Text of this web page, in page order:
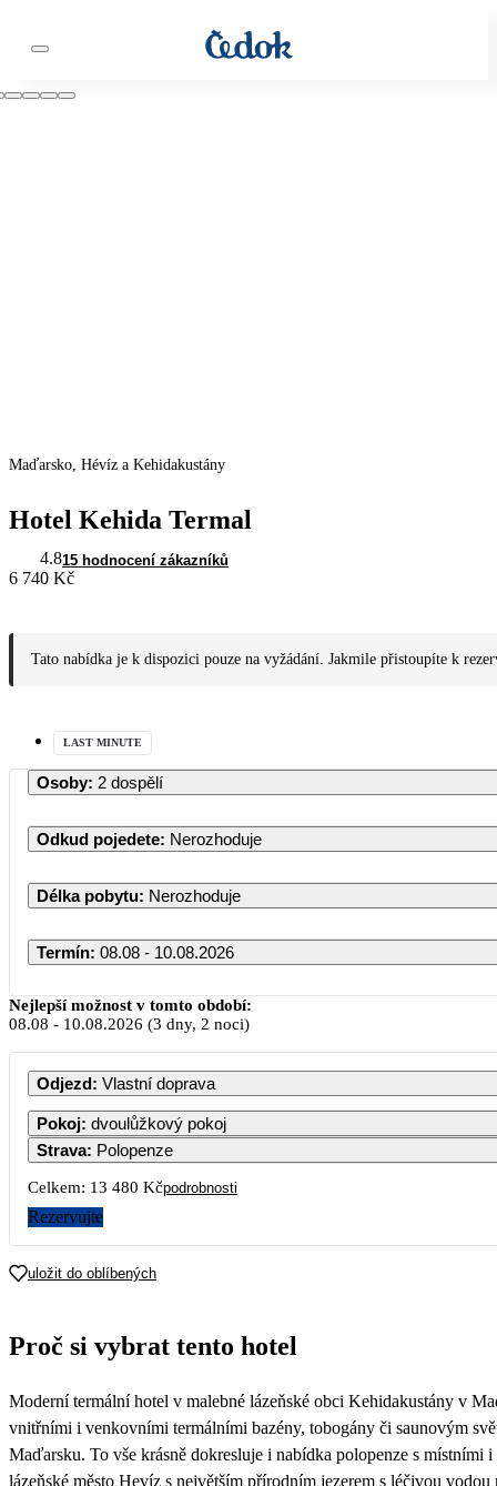
Maďarsko, Hévíz a Kehidakustány
Hotel Kehida Termal
4.815 hodnocení zákazníků
6 740 Kč
Tato nabídka je k dispozici pouze na vyžádání. Jakmile přistoupíte k
LAST MINUTE
Osoby: 2 dospělí
Odkud pojedete: Nerozhoduje
Délka pobytu: Nerozhoduje
Termín: 08.08 - 10.08.2026
PO
3
6 740
31
5 880
Nejlepší možnost v tomto období:
08.08 - 10.08.2026 (3 dny, 2 noci)
Odjezd: Vlastní doprava
Pokoj: dvoulůžkový pokoj
Strava: Polopenze
Celkem: 13 480 Kčpodrobnosti
Rezervujte
uložit do oblíbených
Proč si vybrat tento hotel
Moderní termální hotel v malebné lázeňské obci Kehidakustány v
vnitřními i venkovními termálními bazény, tobogány či saunovým
Maďarsku. To vše krásně dokresluje i nabídka polopenze s
lázeňské město Hevíz s největším přírodním jezerem s léčivou